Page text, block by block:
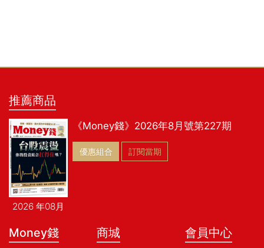
推薦商品
2026 年08月
《Money錢》2026年8月號第227期
優惠組合 訂閱當期
Money錢 商城 會員中心